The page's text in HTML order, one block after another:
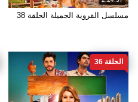
مسلسل القروية الجميلة الحلقة 38
الحلقة 36